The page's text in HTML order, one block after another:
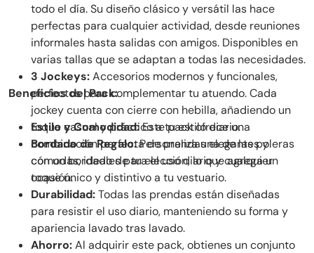
todo el día. Su diseño clásico y versátil las hace
perfectas para cualquier actividad, desde reuniones
informales hasta salidas con amigos. Disponibles en
varias tallas que se adaptan a todas las necesidades.
3 Jockeys:Accesorios modernos y funcionales,
perfectos para complementar tu atuendo. Cada
jockey cuenta con cierre con hebilla, añadiendo un
toque casual y práctico a tu estilo diario.
Bordado de Regalo:Personaliza una de las poleras
con un bordado de tu elección, lo que agrega un
toque único y distintivo a tu vestuario.
Beneficios del Pack:
Estilo y Comodidad:Este pack ofrece una
combinación perfecta de prendas elegantes y
cómodas, ideales para el uso diario y cualquier
ocasión.
Durabilidad:Todas las prendas están diseñadas
para resistir el uso diario, manteniendo su forma y
apariencia lavado tras lavado.
Ahorro:Al adquirir este pack, obtienes un conjunto